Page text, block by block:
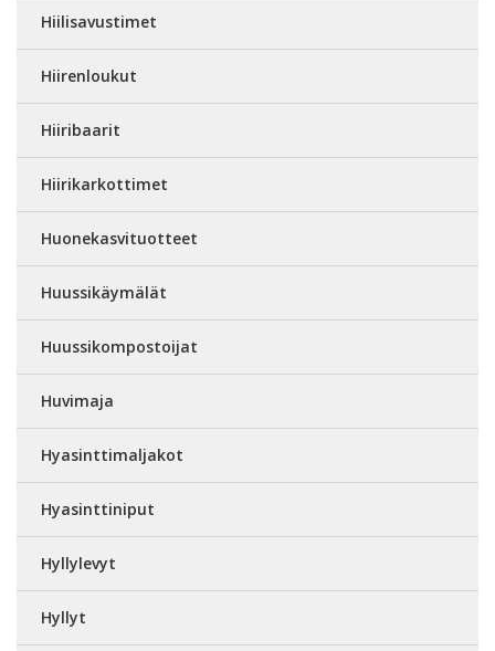
Hiilisavustimet
Hiirenloukut
Hiiribaarit
Hiirikarkottimet
Huonekasvituotteet
Huussikäymälät
Huussikompostoijat
Huvimaja
Hyasinttimaljakot
Hyasinttiniput
Hyllylevyt
Hyllyt